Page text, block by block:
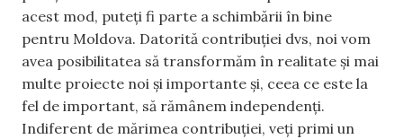
acest mod, puteți fi parte a schimbării în bine
pentru Moldova. Datorită contribuției dvs, noi vom
avea posibilitatea să transformăm în realitate și mai
multe proiecte noi și importante și, ceea ce este la
fel de important, să rămânem independenți.
Indiferent de mărimea contribuției, veți primi un